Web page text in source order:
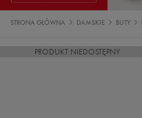
STRONA GŁÓWNA DAMSKIE BUTY
PRODUKT NIEDOSTĘPNY